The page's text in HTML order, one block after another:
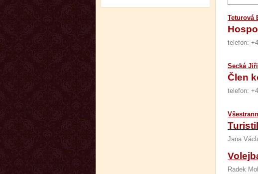
Teturová
telefon:
Secká
Člen
telefon:
Jana
Radek